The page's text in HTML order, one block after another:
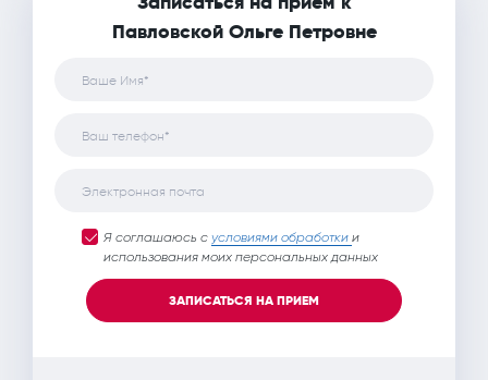
Павловской Ольге Петровне
Ваше Имя*
Ваш телефон*
Электронная почта
Я соглашаюсь с условиями обработки и
использования моих персональных данных
ЗАПИСАТЬСЯ НА ПРИЕМ